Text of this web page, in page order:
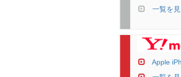
一覧を見
Apple